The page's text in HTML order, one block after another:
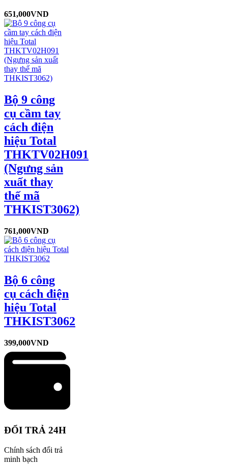
651,000VND
Bộ 9 công
cụ cầm tay
cách điện
hiệu Total
THKTV02H091
(Ngưng sản
xuất thay
thế mã
THKIST3062)
761,000VND
Bộ 6 công
cụ cách điện
hiệu Total
THKIST3062
399,000VND
ĐỔI TRẢ 24H
Chính sách đổi trả
minh bạch